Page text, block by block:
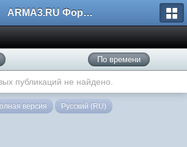
ARMA3.RU Форум
По времени
публикаций не найдено.
версия Русский (RU)